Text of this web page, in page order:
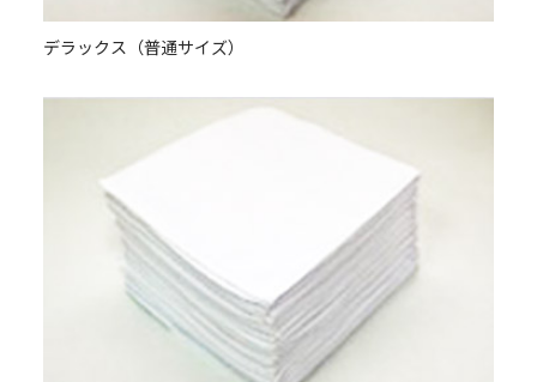
デラックス（普通サイズ）